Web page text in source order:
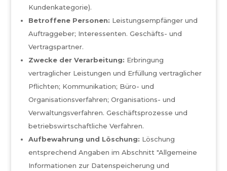
Kundenkategorie).
Betroffene Personen: Leistungsempfänger und
Auftraggeber; Interessenten. Geschäfts- und
Vertragspartner.
Zwecke der Verarbeitung: Erbringung
vertraglicher Leistungen und Erfüllung vertraglicher
Pflichten; Kommunikation; Büro- und
Organisationsverfahren; Organisations- und
Verwaltungsverfahren. Geschäftsprozesse und
betriebswirtschaftliche Verfahren.
Aufbewahrung und Löschung: Löschung
entsprechend Angaben im Abschnitt "Allgemeine
Informationen zur Datenspeicherung und